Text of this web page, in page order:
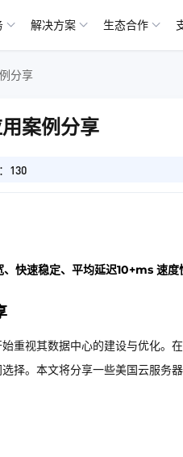
解决方案 生态合作
分享
案例分享
130
快速稳定、平均延迟10+ms 速度
重视其数据中心的建设与优化。
择。本文将分享一些美国云服务